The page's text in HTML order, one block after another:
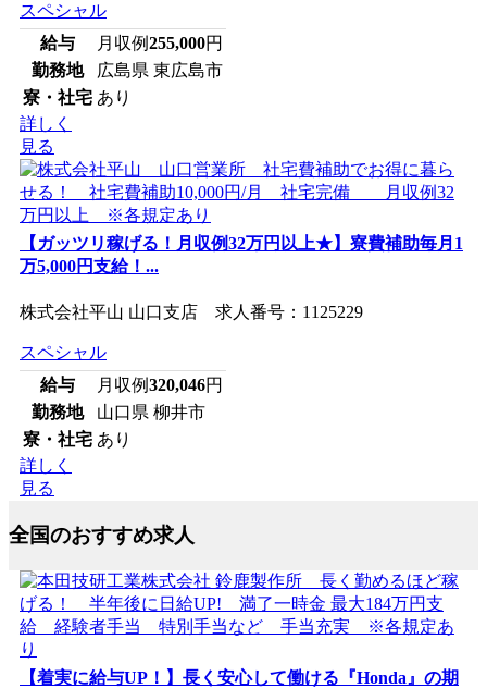
スペシャル
給与
月収例255,000円
勤務地
広島県 東広島市
寮・社宅 あり
詳しく
見る
【ガッツリ稼げる！月収例32万円以上★】寮費補助毎月1
万5,000円支給！...
株式会社平山 山口支店 求人番号：1125229
スペシャル
給与
月収例320,046円
勤務地
山口県 柳井市
寮・社宅 あり
詳しく
見る
全国のおすすめ求人
【着実に給与UP！】長く安心して働ける『Honda』の期